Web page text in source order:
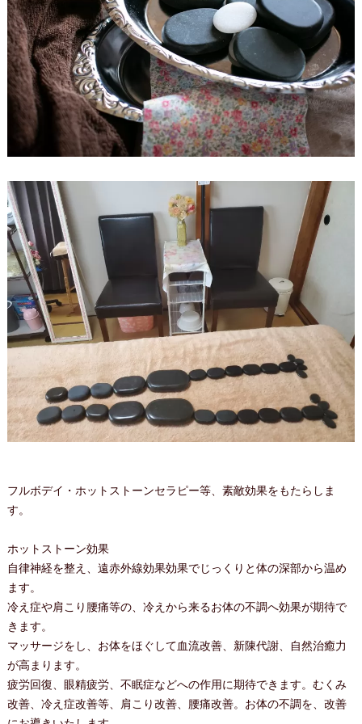
フルボデイ・ホットストーンセラピー等、素敵効果をもたらしま
す。
ホットストーン効果
自律神経を整え、遠赤外線効果効果でじっくりと体の深部から温め
ます。
冷え症や肩こり腰痛等の、冷えから来るお体の不調へ効果が期待で
きます。
マッサージをし、お体をほぐして血流改善、新陳代謝、自然治癒力
が高まります。
疲労回復、眼精疲労、不眠症などへの作用に期待できます。むくみ
改善、冷え症改善等、肩こり改善、腰痛改善。お体の不調を、改善